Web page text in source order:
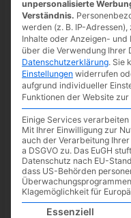
Todoist: alle
Blick
21.05.2022/ VonSpoonie
minute of reading
unpersonalisierte
Verständnis.
werden (z. B. IP-
Inhalte oder Anzeigen- und
über die Verwendung Ihrer
Datenschutzerklärung. Sie
Einstellungen widerrufen
aufgrund individueller
Funktionen der Website
Einige Services
Mit Ihrer Einwilligung zur
auch der Verarbeitung
a DSGVO zu. Das EuGH
Datenschutz nach EU-
dass US-Behörden
Klagemöglichkeit für
Es folgt eine Liste der
Essenziell